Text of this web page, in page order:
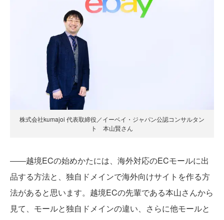
株式会社kumajoi 代表取締役／イーベイ・ジャパン公認コンサルタン
ト 本山賢さん
――越境ECの始めかたには、海外対応のECモールに出
品する方法と、独自ドメインで海外向けサイトを作る方
法があると思います。越境ECの先輩である本山さんから
見て、モールと独自ドメインの違い、さらに他モールと